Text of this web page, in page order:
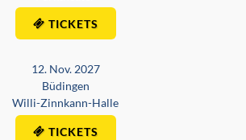
TICKETS
12. Nov. 2027
Büdingen
Willi-Zinnkann-Halle
TICKETS